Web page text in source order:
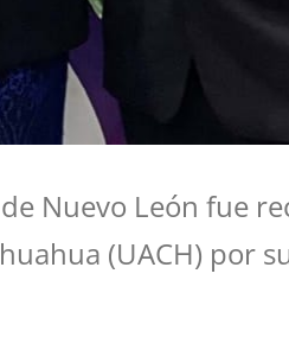
Nuevo León fue
(UACH) por